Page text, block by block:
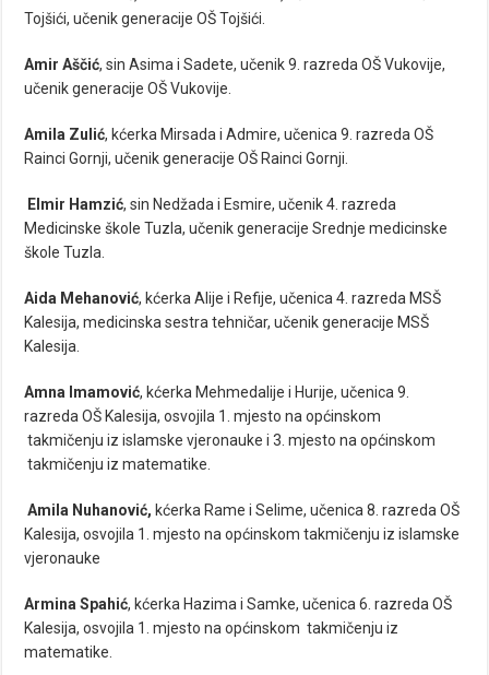
Tojšići, učenik generacije OŠ Tojšići.
Amir Aščić, sin Asima i Sadete, učenik 9. razreda OŠ Vukovije,
učenik generacije OŠ Vukovije.
Amila Zulić, kćerka Mirsada i Admire, učenica 9. razreda OŠ
Rainci Gornji, učenik generacije OŠ Rainci Gornji.
Elmir Hamzić, sin Nedžada i Esmire, učenik 4. razreda
Medicinske škole Tuzla, učenik generacije Srednje medicinske
škole Tuzla.
Aida Mehanović, kćerka Alije i Refije, učenica 4. razreda MSŠ
Kalesija, medicinska sestra tehničar, učenik generacije MSŠ
Kalesija.
Amna Imamović, kćerka Mehmedalije i Hurije, učenica 9.
razreda OŠ Kalesija, osvojila 1. mjesto na općinskom
takmičenju iz islamske vjeronauke i 3. mjesto na općinskom
takmičenju iz matematike.
Amila Nuhanović, kćerka Rame i Selime, učenica 8. razreda OŠ
Kalesija, osvojila 1. mjesto na općinskom takmičenju iz islamske
vjeronauke
Armina Spahić, kćerka Hazima i Samke, učenica 6. razreda OŠ
Kalesija, osvojila 1. mjesto na općinskom takmičenju iz
matematike.